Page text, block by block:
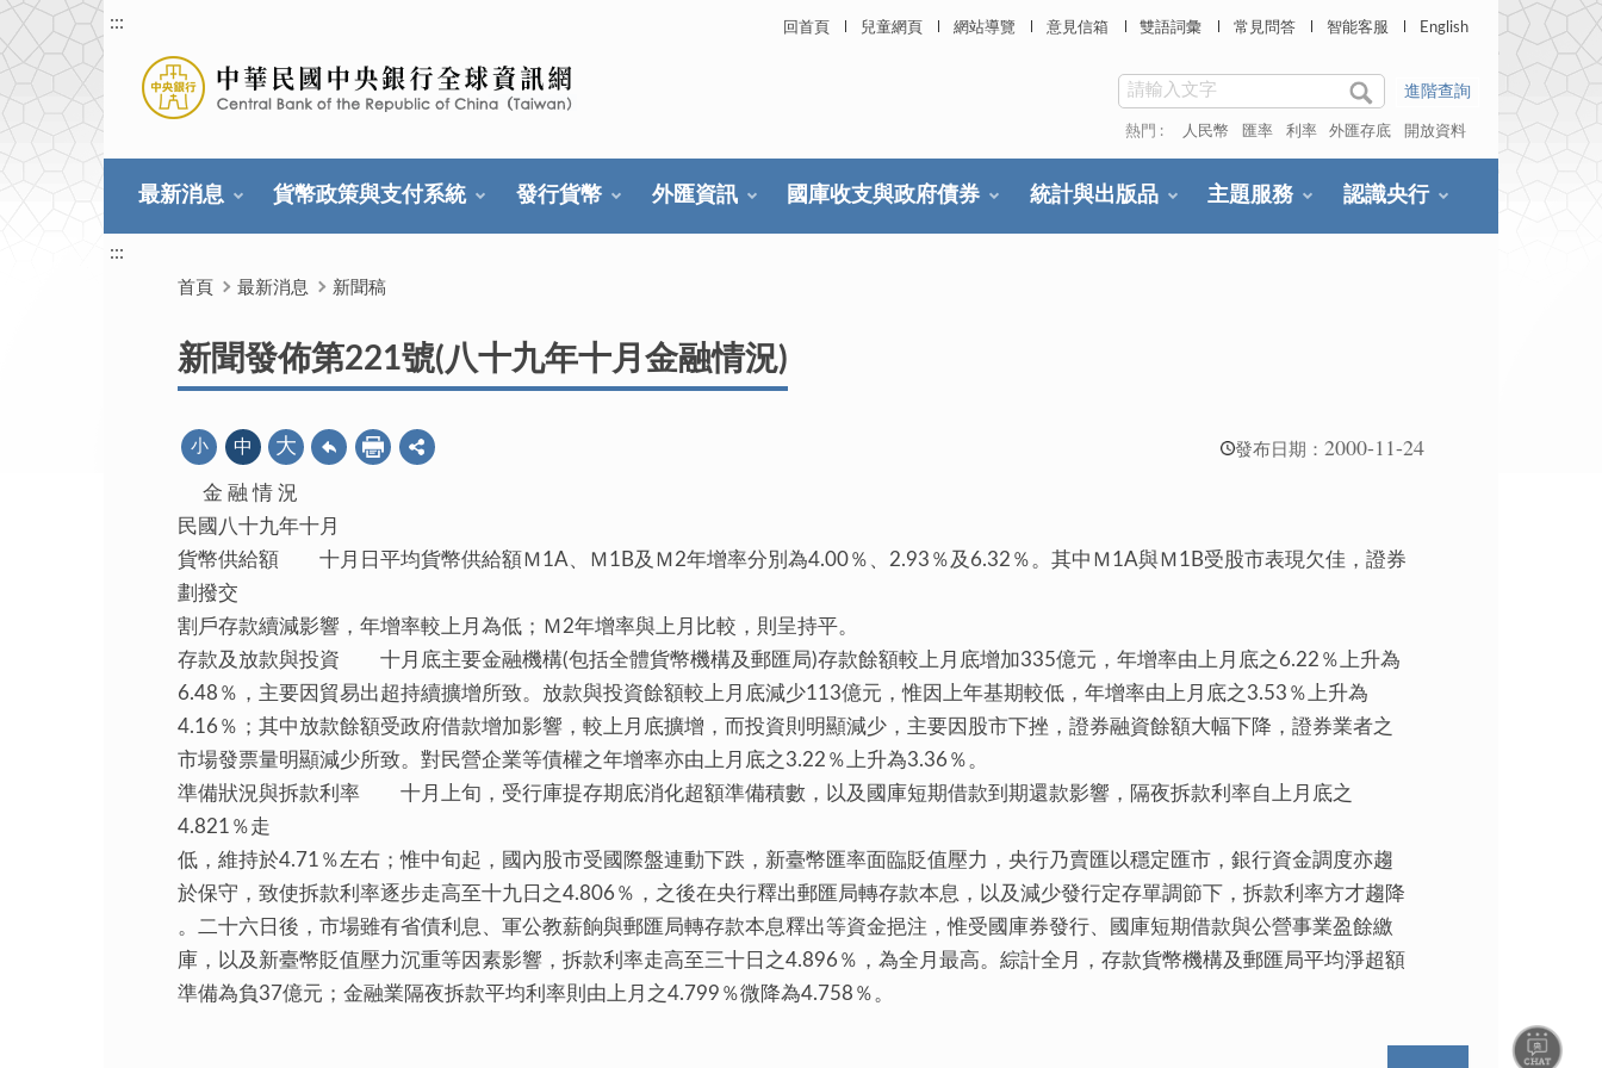
回首頁 兒童網頁 網站導覽 意見信箱 雙語詞彙 常見問答 智能客服 English
:::
進階查詢
熱門 : 人民幣 匯率 利率 外匯存底 開放資料
最新消息 貨幣政策與支付系統 發行貨幣 外匯資訊 國庫收支與政府債券 統計與出版品 主題服務 認識央行
:::
首頁 最新消息 新聞稿
新聞發佈第221號(八十九年十月金融情況)
發布日期： 2000-11-24
小 中 大
金 融 情 況
民國八十九年十月
貨幣供給額 十月日平均貨幣供給額Ｍ1A、Ｍ1B及Ｍ2年增率分別為4.00％、2.93％及6.32％。其中Ｍ1A與Ｍ1B受股市表現欠佳，證券
劃撥交
割戶存款續減影響，年增率較上月為低；Ｍ2年增率與上月比較，則呈持平。
存款及放款與投資 十月底主要金融機構(包括全體貨幣機構及郵匯局)存款餘額較上月底增加335億元，年增率由上月底之6.22％上升為
6.48％，主要因貿易出超持續擴增所致。放款與投資餘額較上月底減少113億元，惟因上年基期較低，年增率由上月底之3.53％上升為
4.16％；其中放款餘額受政府借款增加影響，較上月底擴增，而投資則明顯減少，主要因股市下挫，證券融資餘額大幅下降，證券業者之
市場發票量明顯減少所致。對民營企業等債權之年增率亦由上月底之3.22％上升為3.36％。
準備狀況與拆款利率 十月上旬，受行庫提存期底消化超額準備積數，以及國庫短期借款到期還款影響，隔夜拆款利率自上月底之
4.821％走
低，維持於4.71％左右；惟中旬起，國內股市受國際盤連動下跌，新臺幣匯率面臨貶值壓力，央行乃賣匯以穩定匯市，銀行資金調度亦趨
於保守，致使拆款利率逐步走高至十九日之4.806％，之後在央行釋出郵匯局轉存款本息，以及減少發行定存單調節下，拆款利率方才趨降
。二十六日後，市場雖有省債利息、軍公教薪餉與郵匯局轉存款本息釋出等資金挹注，惟受國庫券發行、國庫短期借款與公營事業盈餘繳
庫，以及新臺幣貶值壓力沉重等因素影響，拆款利率走高至三十日之4.896％，為全月最高。綜計全月，存款貨幣機構及郵匯局平均淨超額
準備為負37億元；金融業隔夜拆款平均利率則由上月之4.799％微降為4.758％。